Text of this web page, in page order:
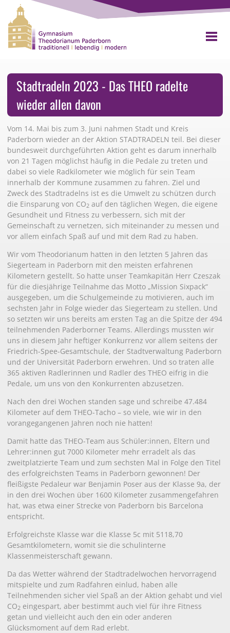
Stadtradeln 2023 - Das THEO radelte
wieder allen davon
Vom 14. Mai bis zum 3. Juni nahmen Stadt und Kreis
Paderborn wieder an der Aktion STADTRADELN teil. Bei dieser
bundesweit durchgeführten Aktion geht es darum innerhalb
von 21 Tagen möglichst häufig in die Pedale zu treten und
dabei so viele Radkilometer wie möglich für sein Team
innerhalb der Kommune zusammen zu fahren. Ziel und
Zweck des Stadtradelns ist es die Umwelt zu schützen durch
die Einsparung von CO2 auf den täglichen Wegen, die eigene
Gesundheit und Fitness zu verbessern, sich mit der
Gemeinschaft zu vernetzen, sich miteinander zu messen und
vor allem einfach Spaß auf und mit dem Rad zu haben.
Wir vom Theodorianum hatten in den letzten 5 Jahren das
Siegerteam in Paderborn mit den meisten erfahrenen
Kilometern gestellt. So hatte unser Teamkapitän Herr Czeszak
für die diesjährige Teilnahme das Motto „Mission Sixpack“
ausgegeben, um die Schulgemeinde zu motivieren, auch im
sechsten Jahr in Folge wieder das Siegerteam zu stellen. Und
so setzten wir uns bereits am ersten Tag an die Spitze der 494
teilnehmenden Paderborner Teams. Allerdings mussten wir
uns in diesem Jahr heftiger Konkurrenz vor allem seitens der
Friedrich-Spee-Gesamtschule, der Stadtverwaltung Paderborn
und der Universität Paderborn erwehren. Und so traten alle
365 aktiven Radlerinnen und Radler des THEO eifrig in die
Pedale, um uns von den Konkurrenten abzusetzen.
Nach den drei Wochen standen sage und schreibe 47.484
Kilometer auf dem THEO-Tacho – so viele, wie wir in den
vorangegangenen Jahren noch nie hatten!
Damit hatte das THEO-Team aus Schüler:innen, Eltern und
Lehrer:innen gut 7000 Kilometer mehr erradelt als das
zweitplatzierte Team und zum sechsten Mal in Folge den Titel
des erfolgreichsten Teams in Paderborn gewonnen! Der
fleißigste Pedaleur war Benjamin Poser aus der Klasse 9a, der
in den drei Wochen über 1600 Kilometer zusammengefahren
hat, was etwa einer Strecke von Paderborn bis Barcelona
entspricht.
Erfolgreichste Klasse war die Klasse 5c mit 5118,70
Gesamtkilometern, womit sie die schulinterne
Klassenmeisterschaft gewann.
Da das Wetter während der Stadtradelwochen hervorragend
mitspielte und zum Radfahren einlud, haben alle
Teilnehmenden sicher viel Spaß an der Aktion gehabt und viel
CO2 eingespart, aber bestimmt auch viel für ihre Fitness
getan und vielleicht auch den ein oder anderen
Glücksmoment auf dem Rad erlebt.